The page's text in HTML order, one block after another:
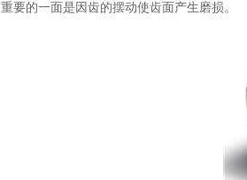
重要的一面是因齿的摆动使齿面产生磨损。